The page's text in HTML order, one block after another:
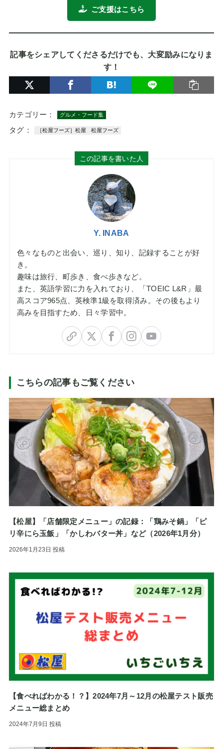
ご支援はこちら
記事をシェアしてくださるだけでも、大変励みになりま
す！
カテゴリー： グルメ・フード集
タグ： ［松屋フーズ］松屋 松屋フーズ
この記事を書いた人
Y. INABA
色々なものと出会い、巡り、知り、記録することが好
き。
趣味は旅行、町歩き、食べ歩きなど。
また、英語学習に力を入れており、「TOEIC L&R」最
高スコア965点、英検準1級を取得済み。その後もより
高みを目指すため、日々学習中。
こちらの記事もご覧ください
【松屋】「店舗限定メニュー」の記録：「鶏みそ鍋」「ピ
リ辛にら玉飯」「かしわバター丼」など（2026年1月分）
2026年1月23日 投稿
【食べればわかる！？】2024年7月～12月の松屋テスト販売
メニュー総まとめ
2024年7月9日 投稿